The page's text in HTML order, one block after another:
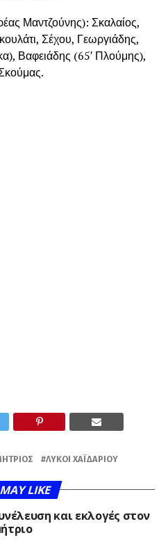
Μαντζούνης): Σκαλαίος,
Σέχου, Γεωργιάδης,
Βαφειάδης (65′ Πλούμης),
ΛΎΚΟΙ ΧΑΪΔΑΡΊΟΥ
LIKE
και εκλογές στον